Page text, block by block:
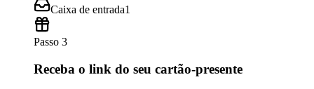
Caixa de entrada1
Passo 3
Receba o link do seu cartão-presente